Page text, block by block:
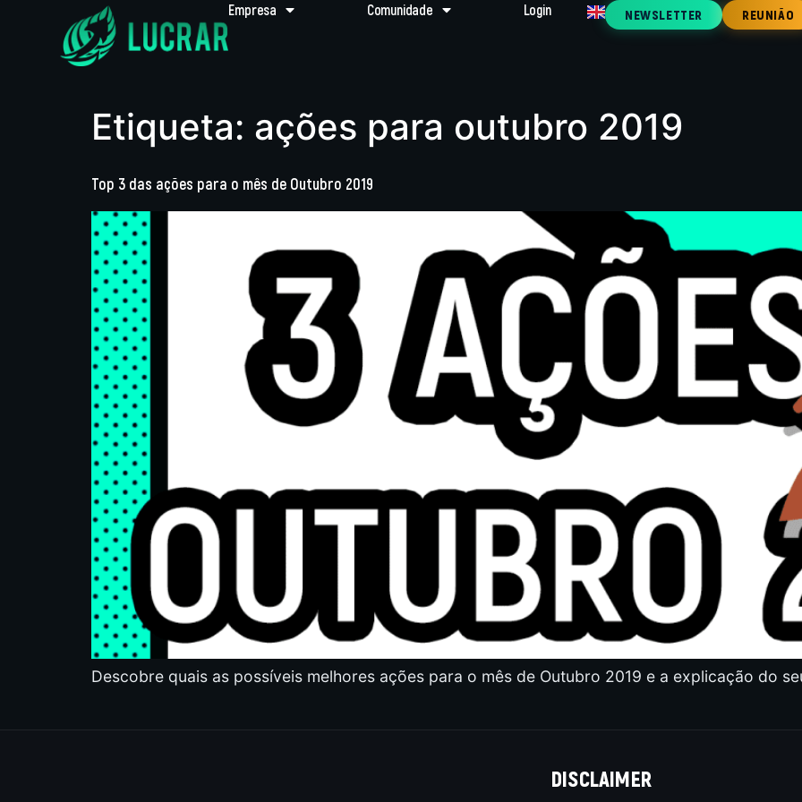
Empresa Comunidade Login NEWSLETTER REUNIÃO
Etiqueta: ações para outubro 2019
Top 3 das ações para o mês de Outubro 2019
Descobre quais as possíveis melhores ações para o mês de Outubro 2019 e a explicação do
DISCLAIMER